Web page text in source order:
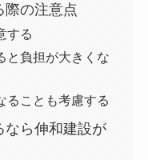
際の注意点
する
と負担が大きくな
ることも考慮する
なら伸和建設が